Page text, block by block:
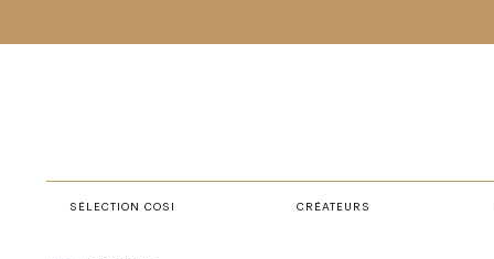
SÉLECTION COSI CRÉATEURS